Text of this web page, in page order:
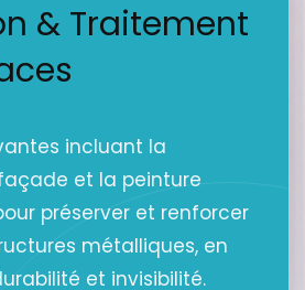
& Traitement
incluant la
et la peinture
préserver et renforcer
métalliques, en
et invisibilité.